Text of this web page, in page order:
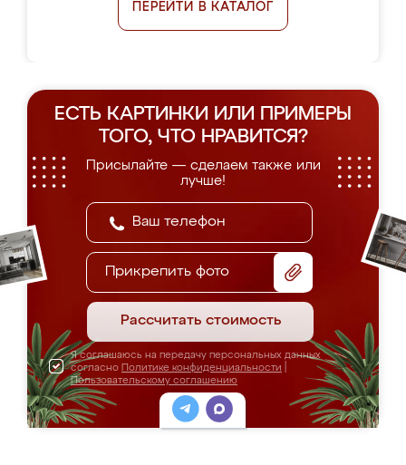
ПЕРЕЙТИ В КАТАЛОГ
ЕСТЬ КАРТИНКИ ИЛИ ПРИМЕРЫ
ТОГО, ЧТО НРАВИТСЯ?
Присылайте — сделаем также или
лучше!
Прикрепить фото
Рассчитать стоимость
Я соглашаюсь на передачу персональных данных
согласно Политике конфиденциальности
Пользовательскому соглашению